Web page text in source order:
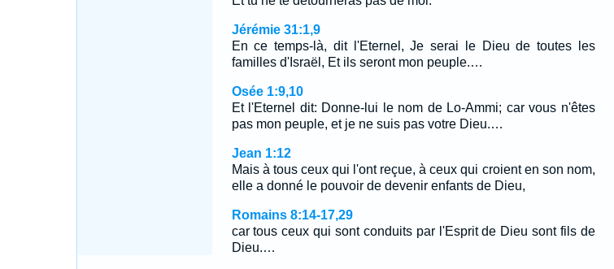
Jérémie 31:1,9
En ce temps-là, dit l'Eternel, Je serai le Dieu de toutes les
familles d'Israël, Et ils seront mon peuple.…
Osée 1:9,10
Et l'Eternel dit: Donne-lui le nom de Lo-Ammi; car vous n'êtes
pas mon peuple, et je ne suis pas votre Dieu.…
Jean 1:12
Mais à tous ceux qui l'ont reçue, à ceux qui croient en son nom,
elle a donné le pouvoir de devenir enfants de Dieu,
Romains 8:14-17,29
car tous ceux qui sont conduits par l'Esprit de Dieu sont fils de
Dieu.…